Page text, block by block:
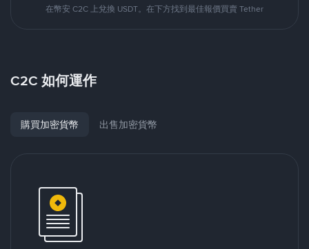
在幣安 C2C 上兌換 USDT。在下方找到最佳報價買賣 Tether
C2C 如何運作
購買加密貨幣 出售加密貨幣